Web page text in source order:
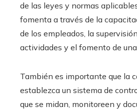
de las leyes y normas
fomenta a través de la
de los empleados, la
actividades y el fomento de
También es importante que la
establezca un sistema de
que se midan, monitoreen y